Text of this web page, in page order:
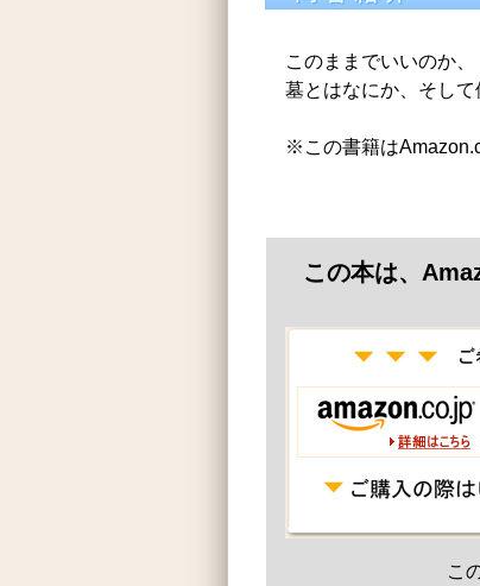
このままでいいのか
墓とはなにか、そして
※この書籍は
この本は、
こ